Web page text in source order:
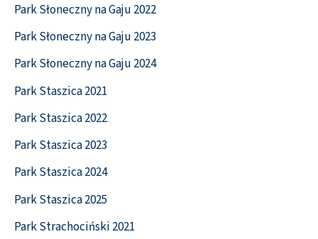
Park Słoneczny na Gaju 2022
Park Słoneczny na Gaju 2023
Park Słoneczny na Gaju 2024
Park Staszica 2021
Park Staszica 2022
Park Staszica 2023
Park Staszica 2024
Park Staszica 2025
Park Strachociński 2021